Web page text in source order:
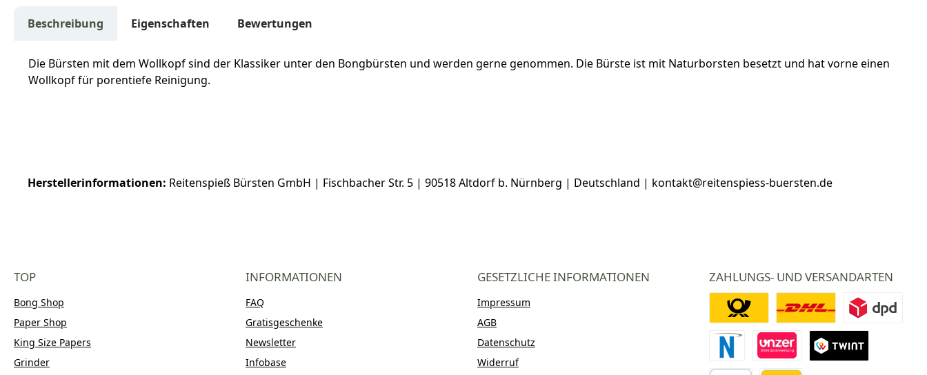
Beschreibung Eigenschaften Bewertungen
Die Bürsten mit dem Wollkopf sind der Klassiker unter den Bongbürsten und werden gerne genommen. Die Bürste ist mit Naturborsten besetzt und hat vorne einen
Wollkopf für porentiefe Reinigung.
Herstellerinformationen: Reitenspieß Bürsten GmbH | Fischbacher Str. 5 | 90518 Altdorf b. Nürnberg | Deutschland | kontakt@reitenspiess-buersten.de
TOP
Bong Shop
Paper Shop
King Size Papers
Grinder
INFORMATIONEN
FAQ
Gratisgeschenke
Newsletter
Infobase
GESETZLICHE INFORMATIONEN
Impressum
AGB
Datenschutz
Widerruf
ZAHLUNGS- UND VERSANDARTEN
Novalnet ZahlungDirektüberweisung
Deutsche PostDHL DPD